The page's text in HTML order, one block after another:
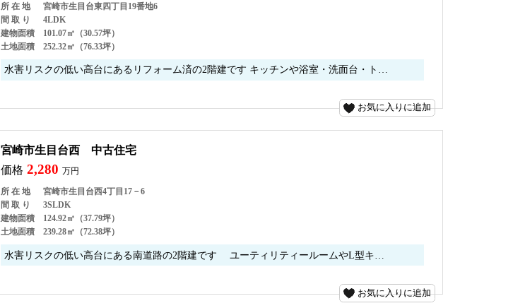
所 在 地
宮崎市生目台東四丁目19番地6
間 取 り
4LDK
建物面積
101.07㎡（30.57坪）
土地面積
252.32㎡（76.33坪）
水害リスクの低い高台にあるリフォーム済の2階建です キッチンや浴室・洗面台・ト…
お気に入りに追加
宮崎市生目台西 中古住宅
価格 2,280 万円
所 在 地
宮崎市生目台西4丁目17－6
間 取 り
3SLDK
建物面積
124.92㎡（37.79坪）
土地面積
239.28㎡（72.38坪）
水害リスクの低い高台にある南道路の2階建です ユーティリティールームやL型キ…
お気に入りに追加